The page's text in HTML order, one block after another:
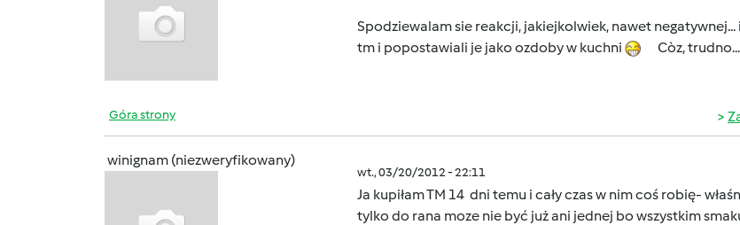
Spodziewalam sie reakcji, jakiejkolwiek, nawet negatywnej...
tm i popostawiali je jako ozdoby w kuchni
Còz, trudno...
Góra strony
winignam (niezweryfikowany)
wt., 03/20/2012 - 22:11
Ja kupiłam TM 14 dni temu i cały czas w nim coś robię-
tylko do rana moze nie być już ani jednej bo wszystkim